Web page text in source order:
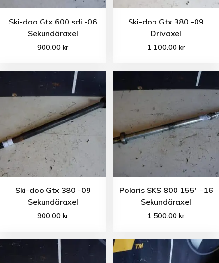
Ski-doo Gtx 600 sdi -06
Sekundäraxel
900.00kr
Ski-doo Gtx 380 -09
Drivaxel
1 100.00kr
Ski-doo Gtx 380 -09
Sekundäraxel
900.00kr
Polaris SKS 800 155″ -16
Sekundäraxel
1 500.00kr